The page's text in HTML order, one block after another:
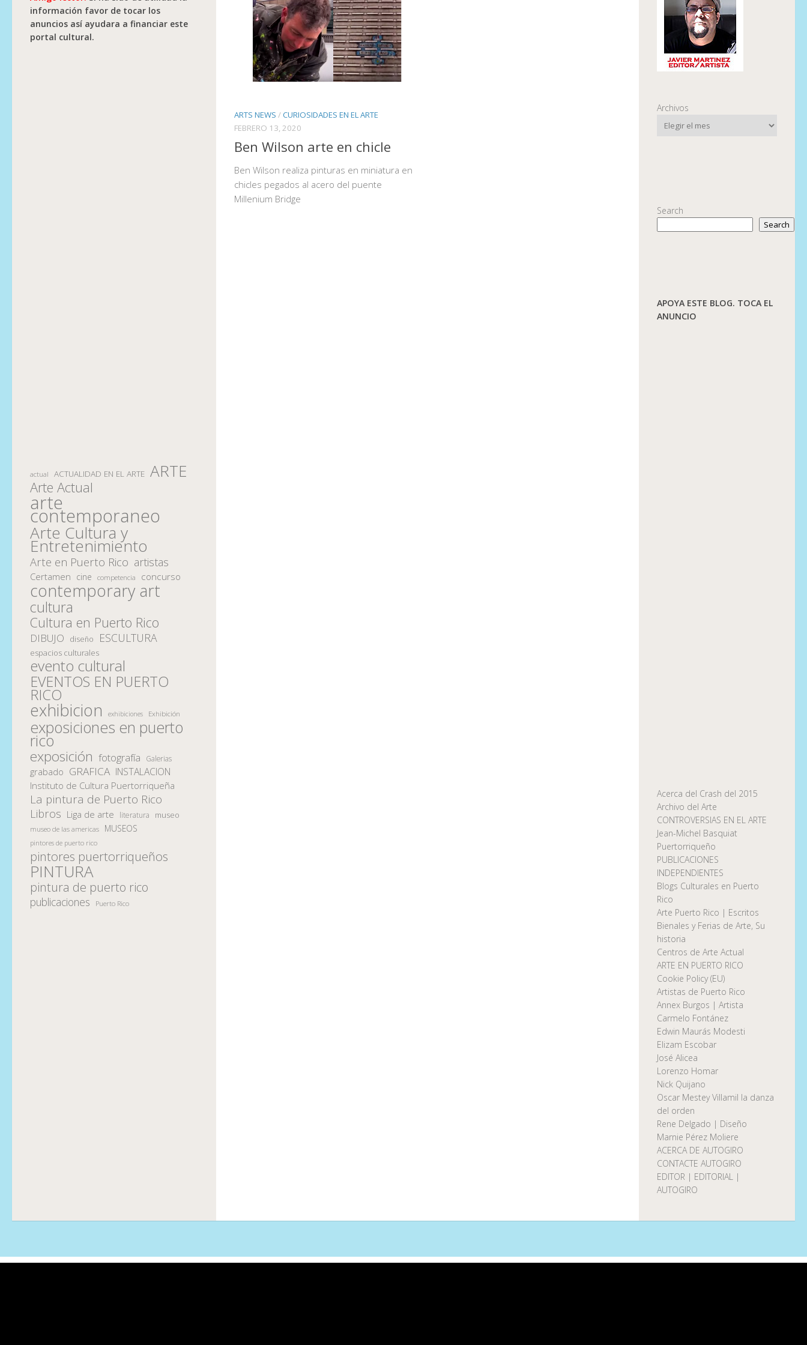
ARTS NEWS /CURIOSIDADES EN EL ARTE
FEBRERO 13, 2020
Ben Wilson arte en chicle
Ben Wilson realiza pinturas en miniatura en
chicles pegados al acero del puente
Millenium Bridge
información favor de tocar los
anuncios así ayudara a financiar este
portal cultural.
actual ACTUALIDAD EN EL ARTE ARTE
Arte Actual
arte
contemporaneo
Arte Cultura y
Entretenimiento
Arte en Puerto Rico artistas
Certamen cine competencia concurso
contemporary art
cultura
Cultura en Puerto Rico
DIBUJO diseño ESCULTURA
espacios culturales
evento cultural
EVENTOS EN PUERTO
RICO
exhibicion exhibiciones Exhibición
exposiciones en puerto
rico
exposición fotografía Galerias
grabado GRAFICA INSTALACION
Instituto de Cultura Puertorriqueña
La pintura de Puerto Rico
Libros Liga de arte literatura museo
museo de las americas MUSEOS
pintores de puerto rico
pintores puertorriqueños
PINTURA
pintura de puerto rico
publicaciones Puerto Rico
Archivos
Search
Search
APOYA ESTE BLOG. TOCA EL
ANUNCIO
Acerca del Crash del 2015
Archivo del Arte
CONTROVERSIAS EN EL ARTE
Jean-Michel Basquiat
Puertorriqueño
PUBLICACIONES
INDEPENDIENTES
Blogs Culturales en Puerto
Rico
Arte Puerto Rico | Escritos
Bienales y Ferias de Arte, Su
historia
Centros de Arte Actual
ARTE EN PUERTO RICO
Cookie Policy (EU)
Artistas de Puerto Rico
Annex Burgos | Artista
Carmelo Fontánez
Edwin Maurás Modesti
Elizam Escobar
José Alicea
Lorenzo Homar
Nick Quijano
Oscar Mestey Villamil la danza
del orden
Rene Delgado | Diseño
Marnie Pérez Moliere
ACERCA DE AUTOGIRO
CONTACTE AUTOGIRO
EDITOR | EDITORIAL |
AUTOGIRO